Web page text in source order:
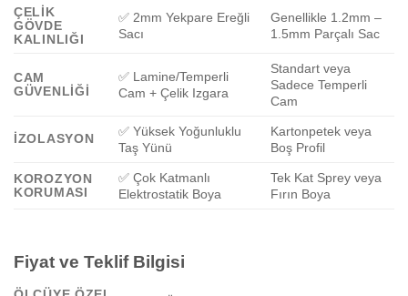
ÇELIK
GÖVDE
KALINLIĞI
✅ 2mm Yekpare Ereğli
Sacı
Genellikle 1.2mm –
1.5mm Parçalı Sac
CAM
GÜVENLIĞI
✅ Lamine/Temperli
Cam + Çelik Izgara
Standart veya
Sadece Temperli
Cam
İZOLASYON
✅ Yüksek Yoğunluklu
Taş Yünü
Kartonpetek veya
Boş Profil
KOROZYON
KORUMASI
✅ Çok Katmanlı
Elektrostatik Boya
Tek Kat Sprey veya
Fırın Boya
Fiyat ve Teklif Bilgisi